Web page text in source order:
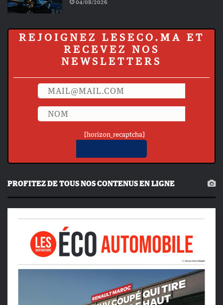
04/08/2026
REJOIGNEZ LESECO.MA ET
RECEVEZ NOS
NEWSLETTERS
[horizon_recaptcha]
PROFITEZ DE TOUS NOS CONTENUS EN LIGNE